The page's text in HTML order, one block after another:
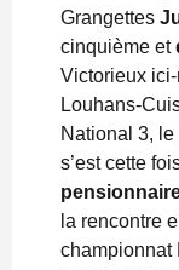
Grangettes
cinquième et
Victorieux
Louhans-
National 3,
s’est cette
la rencontre
championnat